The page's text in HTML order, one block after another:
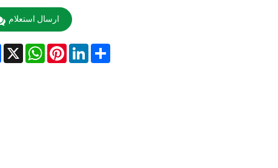
ارسال استعلام
Facebook
X WhatsApp
PinterestLinkedInShare